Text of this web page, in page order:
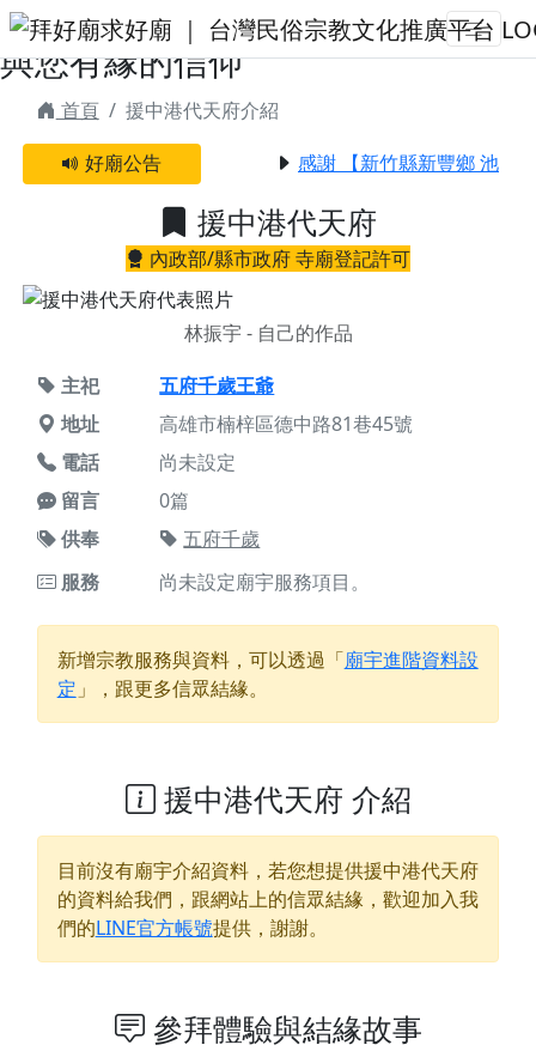
援中港代天府 | 拜好廟求好運 找到
與您有緣的信仰
首頁
援中港代天府介紹
好廟公告
感謝 【新竹縣新豐鄉 池和
援中港代天府
內政部/縣市政府 寺廟登記許可
林振宇 - 自己的作品
主祀
五府千歲王爺
地址
高雄市楠梓區德中路81巷45號
電話
尚未設定
留言
0篇
供奉
五府千歲
服務
尚未設定廟宇服務項目。
新增宗教服務與資料，可以透過「廟宇進階資料設
定 」，跟更多信眾結緣。
援中港代天府 介紹
目前沒有廟宇介紹資料，若您想提供援中港代天府
的資料給我們，跟網站上的信眾結緣，歡迎加入我
們的LINE官方帳號提供，謝謝。
參拜體驗與結緣故事